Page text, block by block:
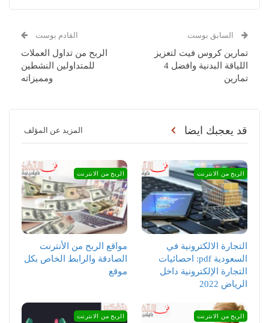
السابق بوست
تمارين كروس فيت لتعزيز
اللياقة البدنية وافضل 4
تمارين
القادم بوست
الربح من تداول العملات
للمتداولين النشطين
ومميزاته
قد يعجبك ايضا المزيد عن المؤلف
الربح من الانترنت
التجارة الالكترونية في
السعودية pdf: احصائيات
التجارة الإلكترونية داخل
الرياض 2022
الربح من الانترنت
مواقع الربح من الأنترنت
الصادقة والرابط الخاص بكل
موقع
الربح من الانترنت الربح من الانترنت